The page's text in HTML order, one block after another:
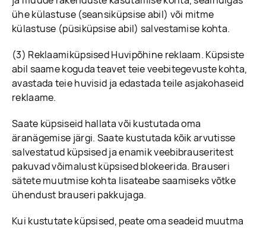
ühe külastuse (seansiküpsise abil) või mitme
külastuse (püsiküpsise abil) salvestamise kohta.
(3) Reklaamiküpsised Huvipõhine reklaam. Küpsiste
abil saame koguda teavet teie veebitegevuste kohta,
avastada teie huvisid ja edastada teile asjakohaseid
reklaame.
Saate küpsiseid hallata või kustutada oma
äranägemise järgi. Saate kustutada kõik arvutisse
salvestatud küpsised ja enamik veebibrauseritest
pakuvad võimalust küpsised blokeerida. Brauseri
sätete muutmise kohta lisateabe saamiseks võtke
ühendust brauseri pakkujaga.
Kui kustutate küpsised, peate oma seadeid muutma